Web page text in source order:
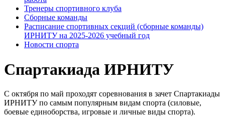
Тренеры спортивного клуба
Cборные команды
Расписание спортивных секций (сборные команды)
ИРНИТУ на 2025-2026 учебный год
Новости спорта
Спартакиада ИРНИТУ
С октября по май проходят соревнования в зачет Спартакиады
ИРНИТУ по самым популярным видам спорта (силовые,
боевые единоборства, игровые и личные виды спорта).